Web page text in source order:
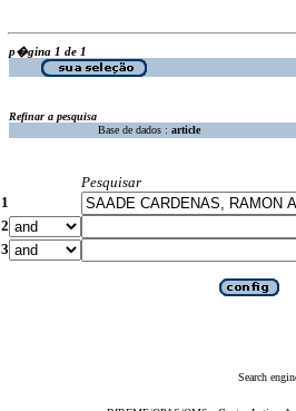
p�gina 1 de 1
Refinar a pesquisa
Base de dados : article
Pesquisar
1
2
3
Search